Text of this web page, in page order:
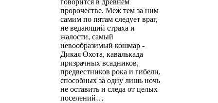
говорится в древнем
пророчестве. Меж тем за ним
самим по пятам следует враг,
не ведающий страха и
жалости, самый
невообразимый кошмар -
Дикая Охота, кавалькада
призрачных всадников,
предвестников рока и гибели,
способных за одну лишь ночь
не оставить и следа от целых
поселений…